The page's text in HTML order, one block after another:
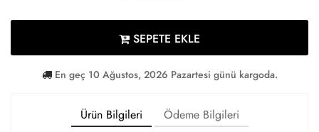
SEPETE EKLE
En geç 10 Ağustos, 2026 Pazartesi günü kargoda.
Ürün Bilgileri
Ödeme Bilgileri